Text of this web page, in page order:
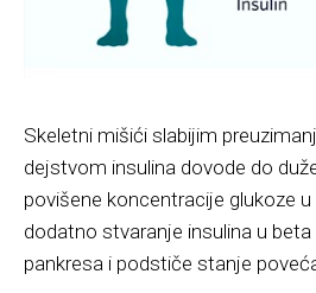
Skeletni mišići slabijim
dejstvom insulina dovode do
povišene koncentracije glukoze
dodatno stvaranje insulina u
pankresa i podstiče stanje